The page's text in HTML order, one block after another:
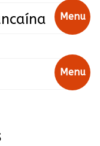
Menu
Menu